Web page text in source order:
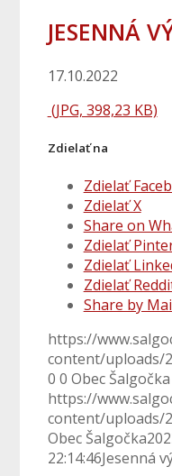
JESENNÁ
17.10.2022
(JPG, 398,23 KB)
Zdielať na
Zdielať
Zdielať X
Share on
Zdielať
Zdielať
Zdielať
Share by
https://
content/uploads/
0 0 Obec Šalgočka
https://
content/uploads/
Obec Šalgočka
22:14:46Jesenná